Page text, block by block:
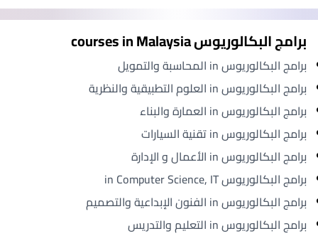
برامج البكالوريوس courses in Malaysia
برامج البكالوريوس in المحاسبة والتمويل
برامج البكالوريوس in العلوم التطبيقية والنظرية
برامج البكالوريوس in العمارة والبناء
برامج البكالوريوس in تقنية السيارات
برامج البكالوريوس in الأعمال و الإدارة
برامج البكالوريوس in Computer Science, IT
برامج البكالوريوس in الفنون الإبداعية والتصميم
برامج البكالوريوس in التعليم والتدريس